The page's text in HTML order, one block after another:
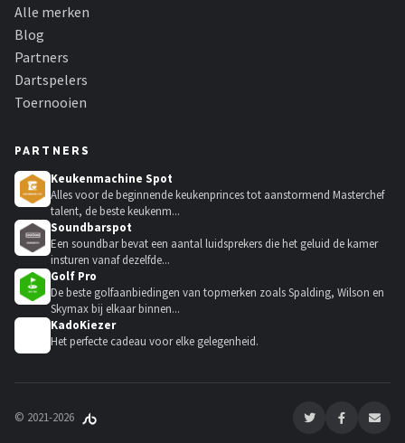
Alle merken
Blog
Partners
Dartspelers
Toernooien
PARTNERS
Keukenmachine Spot
Alles voor de beginnende keukenprinces tot aanstormend Masterchef
talent, de beste keukenm...
Soundbarspot
Een soundbar bevat een aantal luidsprekers die het geluid de kamer
insturen vanaf dezelfde...
Golf Pro
De beste golfaanbiedingen van topmerken zoals Spalding, Wilson en
Skymax bij elkaar binnen...
KadoKiezer
Het perfecte cadeau voor elke gelegenheid.
© 2021-2026